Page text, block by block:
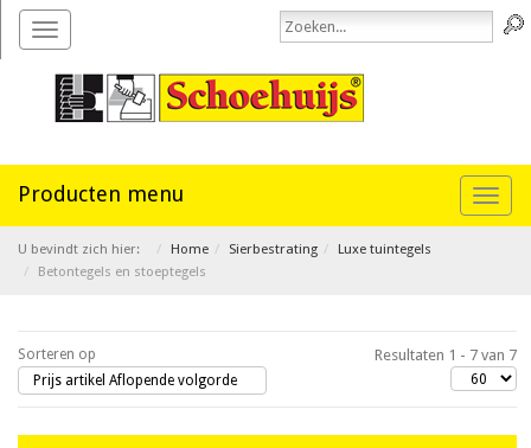
Toggle
navigation
U bevindt zich hier: Home Sierbestrating
Luxe tuintegels
Betontegels en stoeptegels
Sorteren op
Prijs artikel Aflopende volgorde
Resultaten 1 - 7 van 7